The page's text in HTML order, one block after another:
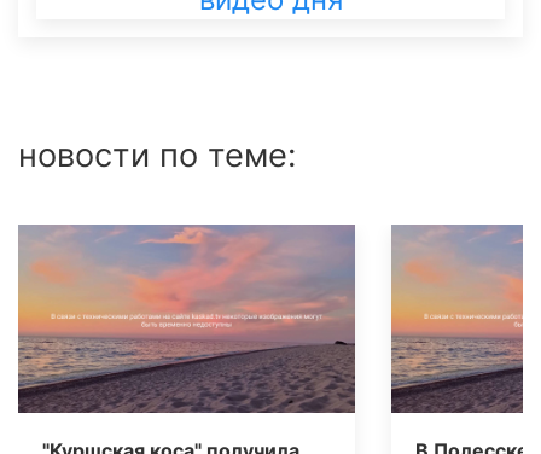
новости по теме: